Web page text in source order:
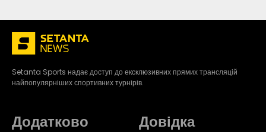
Setanta Sports надає доступ до ексклюзивних прямих трансляцій
найпопулярніших спортивних турнірів.
Додатково Довідка